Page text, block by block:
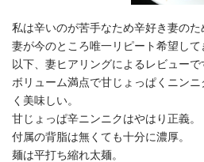
私は辛いのが苦手なため辛好き妻のた
妻が今のところ唯一リピート希望して
以下、妻ヒアリングによるレビューで
ボリューム満点で甘じょっぱくニン
く美味しい。
甘じょっぱ辛ニンニクはやはり正義。
付属の背脂は無くても十分に濃厚。
麺は平打ち縮れ太麺。